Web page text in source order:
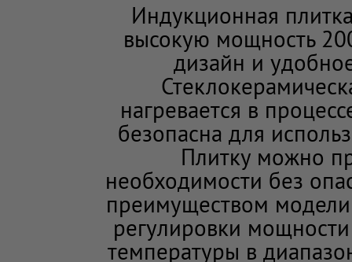
Индукционная
высокую мощность
дизайн и
нагревается в
безопасна для
Плитку можно
необходимости без
преимуществом
регулировки
температуры в